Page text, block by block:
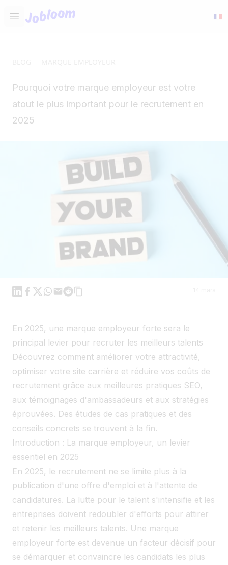
Open main menu
Jobloom
Pourquoi votre marque employeur est votre
atout le plus important pour le recrutement en
2025
Linkedin
Facebook
X WhatsApp
MailReddit
En 2025, une marque employeur forte sera le
principal levier pour recruter les meilleurs talents
Découvrez comment améliorer votre attractivité,
optimiser votre site carrière et réduire vos coûts de
recrutement grâce aux meilleures pratiques SEO,
aux témoignages d'ambassadeurs et aux stratégies
éprouvées. Des études de cas pratiques et des
conseils concrets se trouvent à la fin.
Introduction : La marque employeur, un levier
essentiel en 2025
En 2025, le recrutement ne se limite plus à la
publication d'une offre d'emploi et à l'attente de
candidatures. La lutte pour le talent s'intensifie et les
entreprises doivent redoubler d'efforts pour attirer
et retenir les meilleurs talents. Une marque
employeur forte est devenue un facteur décisif pour
se démarquer et convaincre les candidats les plus